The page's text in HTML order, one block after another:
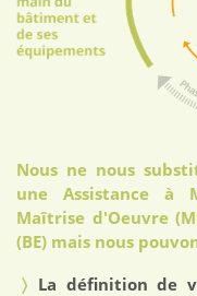
Nous ne nous
une Assistance à
Maîtrise d'Oeuvre
(BE) mais nous
La définition de